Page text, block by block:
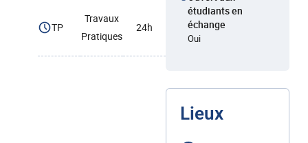
TP
Travaux
Pratiques
24h
étudiants en
échange
Oui
Lieux